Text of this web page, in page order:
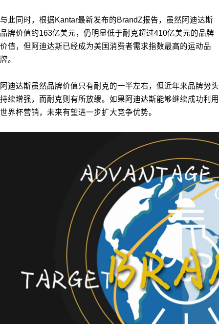
与此同时，根据Kantar最新发布的BrandZ报告，虽然阿迪达斯
品牌价值约163亿美元，仍明显低于耐克超过410亿美元的品牌
价值，但阿迪达斯已经成为美国消费者需求指数最高的运动品
牌。
阿迪达斯虽然品牌价值只有耐克的一半左右，但近年来品牌势头
持续增强，而耐克则有所放缓。如果阿迪达斯能够继续成功利用
世界杯营销，未来有望进一步扩大竞争优势。